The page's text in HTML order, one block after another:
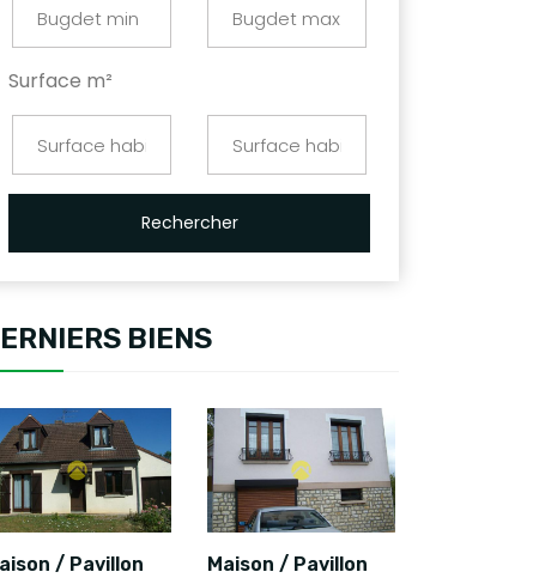
Surface m²
Rechercher
BIENS
/ Pavillon
Maison / Pavillon